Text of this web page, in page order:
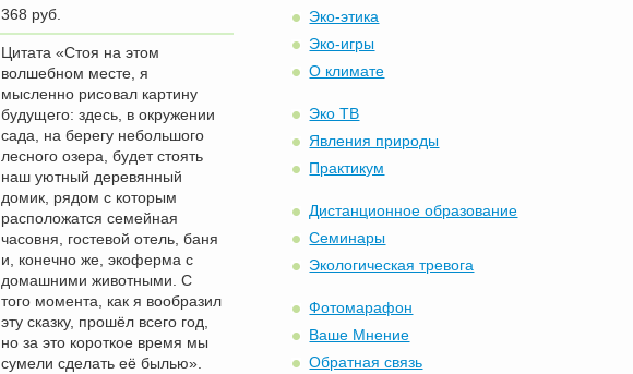
368 руб.
Цитата «Стоя на этом
волшебном месте, я
мысленно рисовал картину
будущего: здесь, в окружении
сада, на берегу небольшого
лесного озера, будет стоять
наш уютный деревянный
домик, рядом с которым
расположатся семейная
часовня, гостевой отель, баня
и, конечно же, экоферма с
домашними животными. С
того момента, как я вообразил
эту сказку, прошёл всего год,
но за это короткое время мы
сумели сделать её былью».
Эко-этика
Эко-игры
О климате
Эко ТВ
Явления природы
Практикум
Дистанционное образование
Семинары
Экологическая тревога
Фотомарафон
Ваше Мнение
Обратная связь